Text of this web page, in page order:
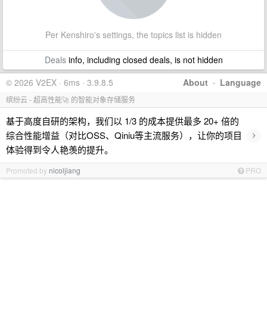
Per Kenshiro's settings, the topics list is hidden
Dealsinfo, including closed deals, is not hidden
About · Language
© 2026 V2EX · 6ms · 3.9.8.5
缤纷云 - 超高性能🚀 的智能对象存储服务
基于高度自研的架构，我们以 1/3 的成本提供最多 20+ 倍的
综合性能增益（对比OSS、Qiniu等主流服务），让你的项目
体验得到令人艳羡的提升。
›
Promoted by nicoljiang PRO